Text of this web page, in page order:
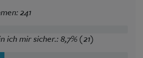
241
ich mir sicher.: 8,7% (21)